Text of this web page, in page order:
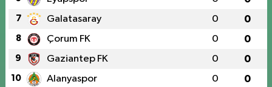
7 Galatasaray 0 0
8 Çorum FK 0 0
9 Gaziantep FK 0 0
10 Alanyaspor 0 0